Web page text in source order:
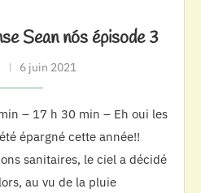
Sean nós épisode 3
6 juin 2021
– 17 h 30 min – Eh oui les
épargné cette année!!
sanitaires, le ciel a décidé
au vu de la pluie